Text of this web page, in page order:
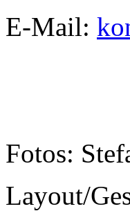
E-Mail:
Fotos:
Layout/